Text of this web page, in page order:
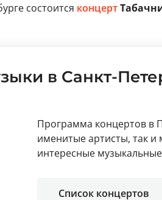
состоится концерт
в Санкт-
Программа концертов в
именитые артисты, так
интересные
Список концертов